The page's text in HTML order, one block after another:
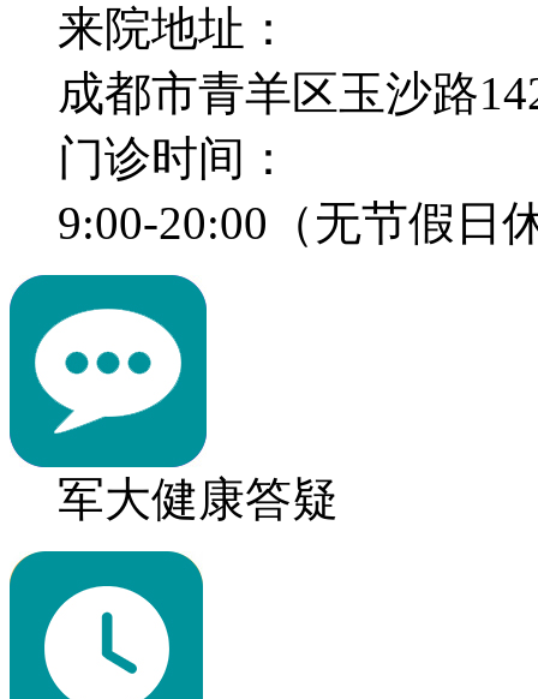
来院地址：
成都市青羊区玉沙路
门诊时间：
9:00-20:00（无节假日
军大健康答疑